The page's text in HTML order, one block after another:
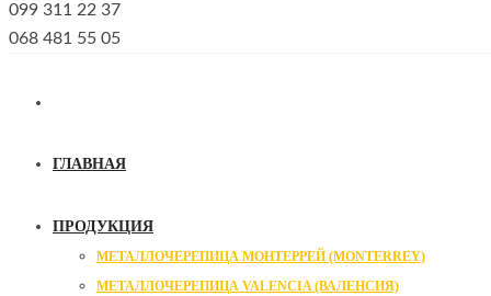
099 311 22 37
068 481 55 05
ГЛАВНАЯ
ПРОДУКЦИЯ
МЕТАЛЛОЧЕРЕПИЦА МОНТЕРРЕЙ (MONTERREY)
МЕТАЛЛОЧЕРЕПИЦА VALENCIA (ВАЛЕНСИЯ)